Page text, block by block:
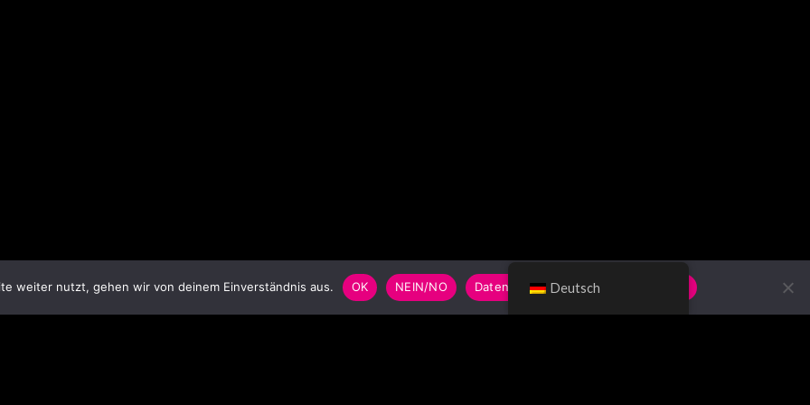
Deutsch
weiter nutzt, gehen wir von deinem Einverständnis aus. OK NEIN/NO Datenschutzerklärung/Privacy Policy